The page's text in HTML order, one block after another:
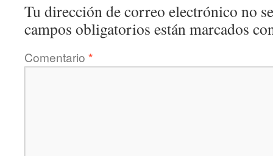
Tu dirección de correo electrónico no
campos obligatorios están marcados
Comentario *